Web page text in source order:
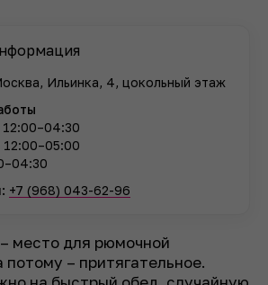
Ильинка, 4, цокольный этаж
12:00–04:30
12:00–05:00
+7 (968) 043-62-96
место для рюмочной
– притягательное.